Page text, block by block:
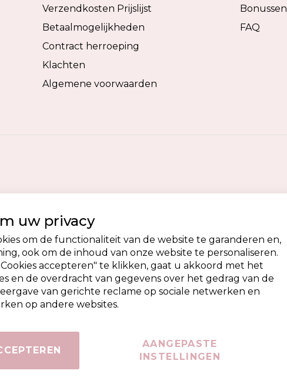
Verzendkosten Prijslijst
Betaalmogelijkheden
Contract herroeping
Klachten
Algemene voorwaarden
Bonussen
FAQ
uw privacy
om de functionaliteit van de website te garanderen en,
ook om de inhoud van onze website te personaliseren.
accepteren" te klikken, gaat u akkoord met het
en de overdracht van gegevens over het gedrag van de
van gerichte reclame op sociale netwerken en
op andere websites.
AANGEPASTE
INSTELLINGEN